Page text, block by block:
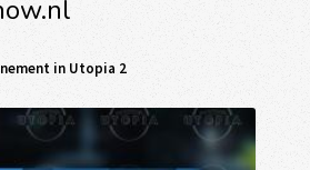
in Utopia 2